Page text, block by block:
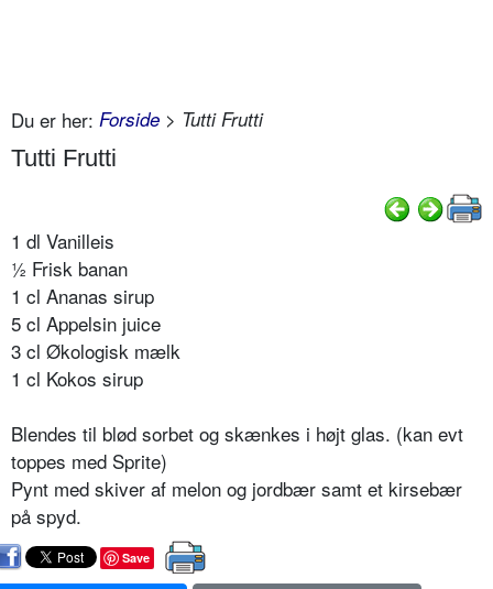
Du er her: Forside > Tutti Frutti
Tutti Frutti
1 dl Vanilleis
½ Frisk banan
1 cl Ananas sirup
5 cl Appelsin juice
3 cl Økologisk mælk
1 cl Kokos sirup
Blendes til blød sorbet og skænkes i højt glas. (kan evt
toppes med Sprite)
Pynt med skiver af melon og jordbær samt et kirsebær
på spyd.
Save